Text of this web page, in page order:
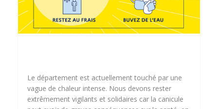
Le département est actuellement touché par une
vague de chaleur intense. Nous devons rester
extrêmement vigilants et solidaires car la canicule